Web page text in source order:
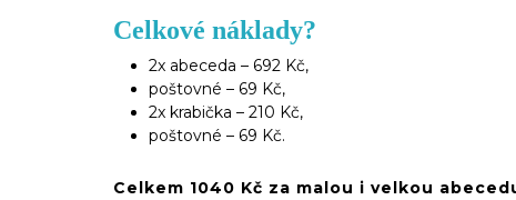
Celkové náklady?
2x abeceda – 692 Kč,
poštovné – 69 Kč,
2x krabička – 210 Kč,
poštovné – 69 Kč.
Celkem 1040 Kč za malou i velkou